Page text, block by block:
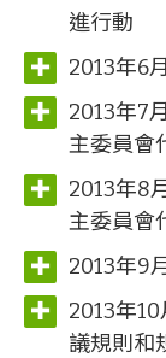
進行動
2013年6
2013年7
主委員會
2013年8
主委員會
2013年9
2013年
議規則和